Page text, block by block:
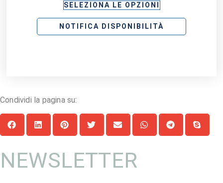
SELEZIONA LE OPZIONI
NOTIFICA DISPONIBILITÀ
Condividi la pagina su:
NEWSLETTER